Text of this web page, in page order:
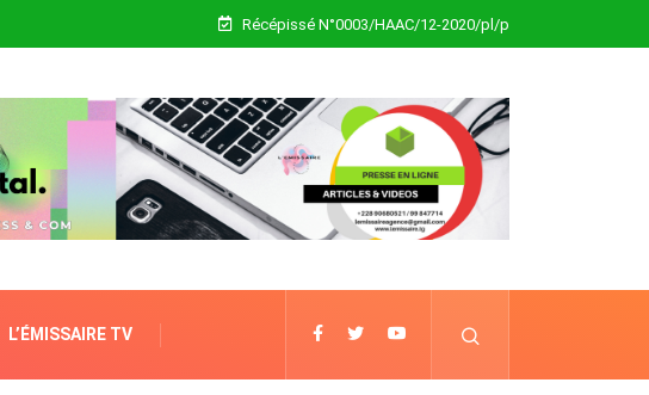
Récépissé N°0003/HAAC/12-2020/pl/p
L’ÉMISSAIRE TV